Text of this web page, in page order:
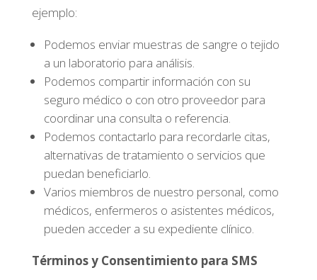
ejemplo:
Podemos enviar muestras de sangre o tejido
a un laboratorio para análisis.
Podemos compartir información con su
seguro médico o con otro proveedor para
coordinar una consulta o referencia.
Podemos contactarlo para recordarle citas,
alternativas de tratamiento o servicios que
puedan beneficiarlo.
Varios miembros de nuestro personal, como
médicos, enfermeros o asistentes médicos,
pueden acceder a su expediente clínico.
Términos y Consentimiento para SMS